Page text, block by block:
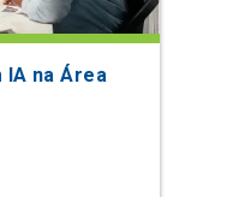
na Área